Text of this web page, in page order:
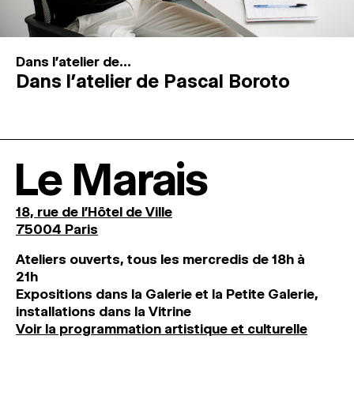
Dans l'atelier de...
Dans l’atelier de Pascal Boroto
Le Marais
18, rue de l'Hôtel de Ville
75004 Paris
Ateliers ouverts, tous les mercredis de 18h à
21h
Expositions dans la Galerie et la Petite Galerie,
installations dans la Vitrine
Voir la programmation artistique et culturelle